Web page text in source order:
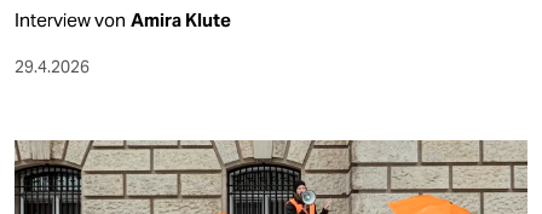
Interview von Amira Klute
29.4.2026